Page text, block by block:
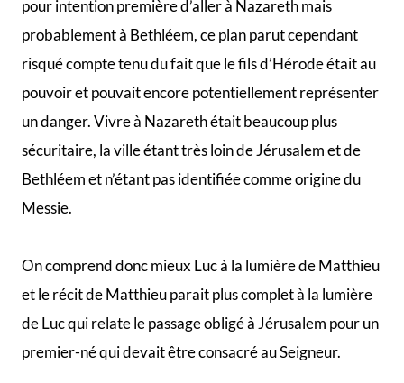
pour intention première d’aller à Nazareth mais
probablement à Bethléem, ce plan parut cependant
risqué compte tenu du fait que le fils d’Hérode était au
pouvoir et pouvait encore potentiellement représenter
un danger. Vivre à Nazareth était beaucoup plus
sécuritaire, la ville étant très loin de Jérusalem et de
Bethléem et n’étant pas identifiée comme origine du
Messie.
On comprend donc mieux Luc à la lumière de Matthieu
et le récit de Matthieu parait plus complet à la lumière
de Luc qui relate le passage obligé à Jérusalem pour un
premier-né qui devait être consacré au Seigneur.